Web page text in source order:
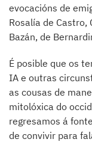
evocacións de
Rosalía de Castro,
Bazán, de
É posible que os
IA e outras
as cousas de
mitolóxica do
regresamos á
de convivir para